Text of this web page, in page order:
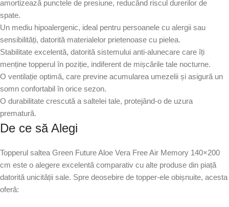
amortizează punctele de presiune, reducând riscul durerilor de
spate.
Un mediu hipoalergenic, ideal pentru persoanele cu alergii sau
sensibilități, datorită materialelor prietenoase cu pielea.
Stabilitate excelentă, datorită sistemului anti-alunecare care îți
menține topperul în poziție, indiferent de mișcările tale nocturne.
O ventilație optimă, care previne acumularea umezelii și asigură un
somn confortabil în orice sezon.
O durabilitate crescută a saltelei tale, protejând-o de uzura
prematură.
De ce să Alegi
Topperul saltea Green Future Aloe Vera Free Air Memory 140×200
cm este o alegere excelentă comparativ cu alte produse din piață
datorită unicității sale. Spre deosebire de topper-ele obișnuite, acesta
oferă: